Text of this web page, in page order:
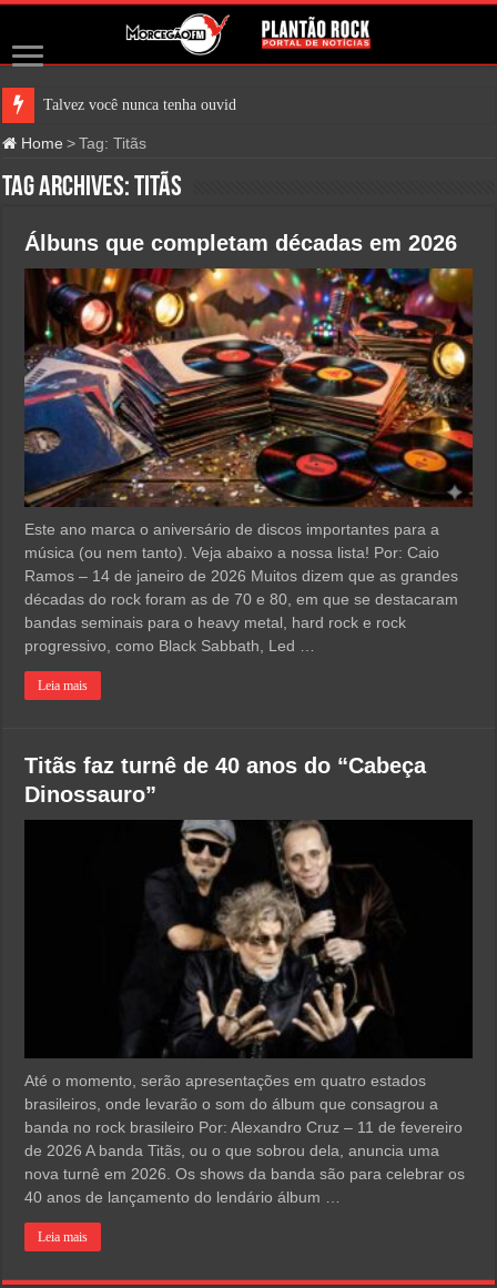
Talvez você nunca tenha ouvido falar
Home > Tag:Titãs
Tag Archives:Titãs
Álbuns que completam décadas em 2026
Este ano marca o aniversário de discos importantes para a
música (ou nem tanto). Veja abaixo a nossa lista! Por: Caio
Ramos – 14 de janeiro de 2026 Muitos dizem que as grandes
décadas do rock foram as de 70 e 80, em que se destacaram
bandas seminais para o heavy metal, hard rock e rock
progressivo, como Black Sabbath, Led …
Leia mais
Titãs faz turnê de 40 anos do “Cabeça
Dinossauro”
Até o momento, serão apresentações em quatro estados
brasileiros, onde levarão o som do álbum que consagrou a
banda no rock brasileiro Por: Alexandro Cruz – 11 de fevereiro
de 2026 A banda Titãs, ou o que sobrou dela, anuncia uma
nova turnê em 2026. Os shows da banda são para celebrar os
40 anos de lançamento do lendário álbum …
Leia mais